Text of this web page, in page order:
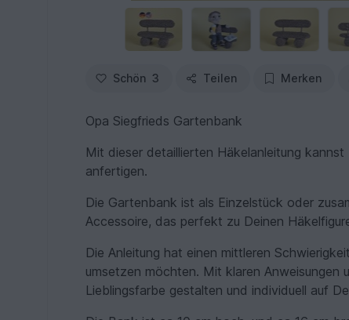
Schön 3 Teilen Merken
Opa Siegfrieds Gartenbank
Mit dieser detaillierten Häkelanleitung
anfertigen.
Die Gartenbank ist als Einzelstück oder
Accessoire, das perfekt zu Deinen
Die Anleitung hat einen mittleren
umsetzen möchten. Mit klaren
Lieblingsfarbe gestalten und individuell auf